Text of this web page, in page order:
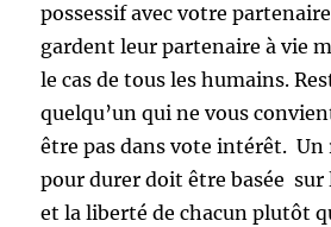
possessif avec votre
gardent leur partenaire à vie
le cas de tous les humains.
quelqu’un qui ne vous
être pas dans vote intérêt.
pour durer doit être basée sur
et la liberté de chacun plutôt